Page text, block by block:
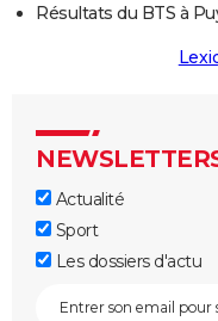
Résultats du BTS à
Actualité
Sport
Les dossiers d'actu